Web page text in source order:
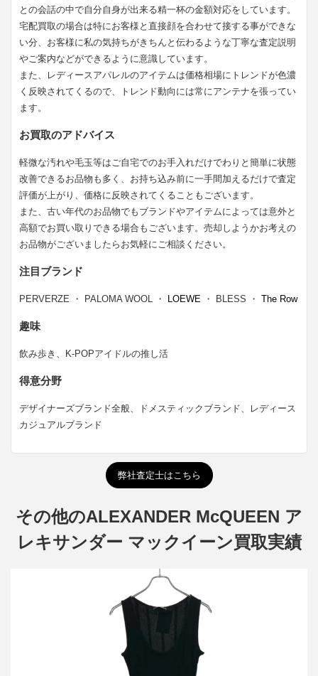
との会話の中で自分自身が出来る精一杯の金額対応をしています。
宅配買取の場合は特にお客様と直接顔を合わせて接する事ができな
い分、お客様に私の気持ちがきちんと伝わるような丁寧な査定説明
やご案内などができるように意識しています。
また、レディースアパレルのアイテムは価格相場にトレンドが色濃
く反映されてくるので、トレンド動向には常にアンテナを張ってい
ます。
お買取のアドバイス
軽微な汚れや毛玉等はご自宅でのお手入れだけでわりと簡単に状態
改善できるお品物も多く、お持ち込み前に一手間加えるだけで査定
評価が上がり、価格に反映されてくることもございます。
また、古い年代のお品物でもブランドやアイテムによっては意外と
高額でお買い取りできる場合もございます。売却しようかお考えの
お品物がございましたらお気軽にご相談ください。
注目ブランド
PERVERZE ・ PALOMA WOOL ・ LOEWE ・ BLESS ・The Row
趣味
飲み歩き、K-POPアイドルの推し活
得意分野
デザイナーズブランド全般、ドメスティックブランド、レディース
カジュアルブランド
弊社査定士はこちら
その他のALEXANDER McQUEEN ア
レキサンダー マックイーン買取実績